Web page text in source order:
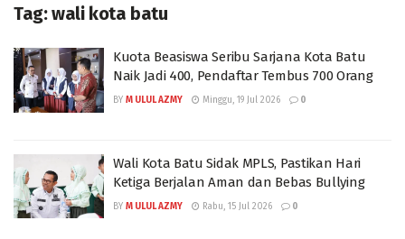
Tag:wali kota batu
Kuota Beasiswa Seribu Sarjana Kota Batu
Naik Jadi 400, Pendaftar Tembus 700 Orang
BY M ULUL AZMY Minggu, 19 Jul 2026 0
Wali Kota Batu Sidak MPLS, Pastikan Hari
Ketiga Berjalan Aman dan Bebas Bullying
BY M ULUL AZMY Rabu, 15 Jul 2026 0